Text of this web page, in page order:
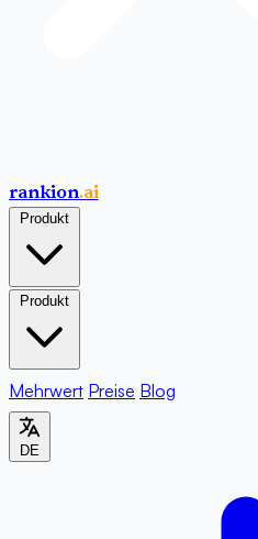
rankion.ai
Produkt
Produkt
Mehrwert Preise Blog
DE